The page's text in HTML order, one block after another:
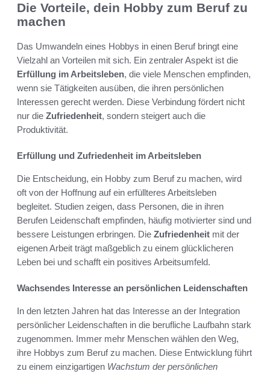
Die Vorteile, dein Hobby zum Beruf zu
machen
Das Umwandeln eines Hobbys in einen Beruf bringt eine
Vielzahl an Vorteilen mit sich. Ein zentraler Aspekt ist die
Erfüllung im Arbeitsleben, die viele Menschen empfinden,
wenn sie Tätigkeiten ausüben, die ihren persönlichen
Interessen gerecht werden. Diese Verbindung fördert nicht
nur die Zufriedenheit, sondern steigert auch die
Produktivität.
Erfüllung und Zufriedenheit im Arbeitsleben
Die Entscheidung, ein Hobby zum Beruf zu machen, wird
oft von der Hoffnung auf ein erfüllteres Arbeitsleben
begleitet. Studien zeigen, dass Personen, die in ihren
Berufen Leidenschaft empfinden, häufig motivierter sind und
bessere Leistungen erbringen. Die Zufriedenheit mit der
eigenen Arbeit trägt maßgeblich zu einem glücklicheren
Leben bei und schafft ein positives Arbeitsumfeld.
Wachsendes Interesse an persönlichen Leidenschaften
In den letzten Jahren hat das Interesse an der Integration
persönlicher Leidenschaften in die berufliche Laufbahn stark
zugenommen. Immer mehr Menschen wählen den Weg,
ihre Hobbys zum Beruf zu machen. Diese Entwicklung führt
zu einem einzigartigen Wachstum der persönlichen